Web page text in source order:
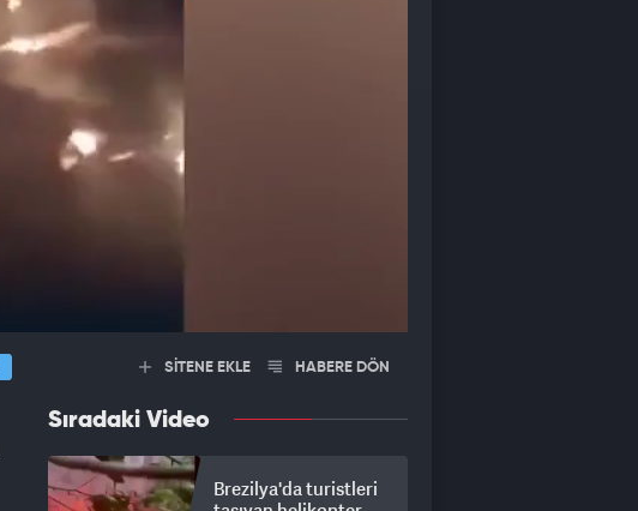
SİTENE EKLE HABERE DÖN
Sıradaki Video
Brezilya'da turistleri